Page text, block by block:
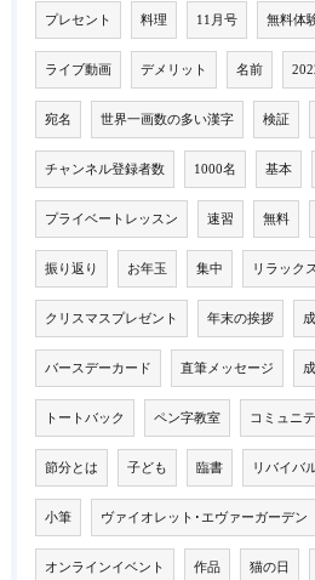
プレセント 料理 11月号 無料体
ライブ動画 デメリット 名前
宛名 世界一画数の多い漢字 検証
チャンネル登録者数 1000名 基本
プライベートレッスン 速習 無料
振り返り お年玉 集中 リラック
クリスマスプレゼント 年末の挨拶
バースデーカード 直筆メッセージ
トートバック ペン字教室 コミュニ
節分とは 子ども 臨書 リバイバ
小筆 ヴァイオレット･エヴァーガーデン
オンラインイベント 作品 猫の日